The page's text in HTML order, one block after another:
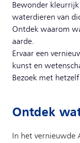
Bewonder
waterdieren van
Ontdek waarom
aarde.
Ervaar een
kunst en
Bezoek met
Ontdek
In het vernieuwde